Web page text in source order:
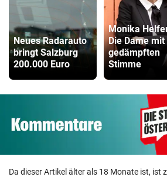
Neues Radarauto
bringt Salzburg
200.000 Euro
Monika
Die Dame
gedämpften
Stimme
Da dieser Artikel älter als 18 Monate ist, ist